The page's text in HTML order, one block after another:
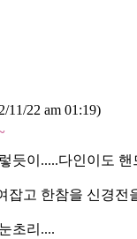
11/22 am 01:19)
듯이.....다인이도
잡고 한참을 신경전
초리....